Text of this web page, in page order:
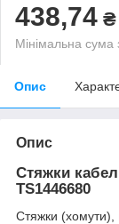
438,74 ₴
Мінімальна
Опис
Опис
Стяжки
TS1446680
Стяжки (хомути),